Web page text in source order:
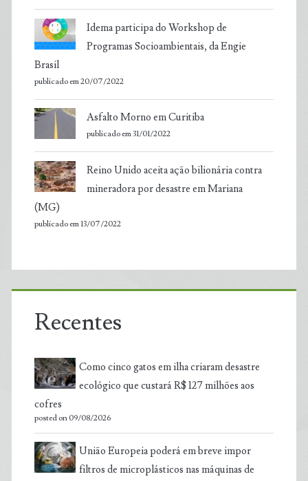
Idema participa do Workshop de
Programas Socioambientais, da Engie
Brasil
publicado em 20/07/2022
Asfalto Morno em Curitiba
publicado em 31/01/2022
Reino Unido aceita ação bilionária contra
mineradora por desastre em Mariana
(MG)
publicado em 13/07/2022
Recentes
Como cinco gatos em ilha criaram desastre
ecológico que custará R$ 127 milhões aos
cofres
posted on 09/08/2026
União Europeia poderá em breve impor
filtros de microplásticos nas máquinas de